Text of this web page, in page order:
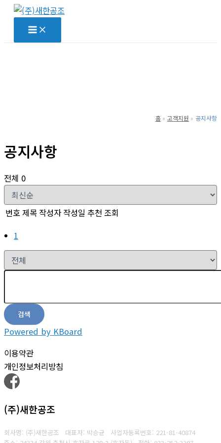
홈 고객지원 공지사항
공지사항
전체 0
번호제목 작성자 작성일 추천 조회
1
검색
Powered by KBoard
이용약관
개인정보처리방침
(주)새한공조
회사명: (주)새한공조 대표자: 박승균 사업자등록번호: 221-81-40874